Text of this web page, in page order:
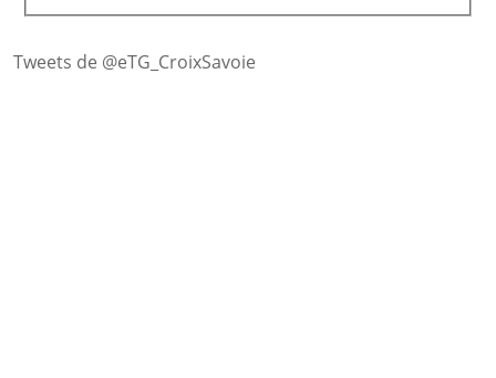
Tweets de @eTG_CroixSavoie